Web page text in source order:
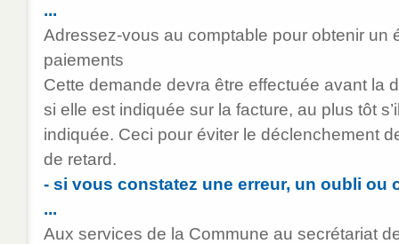
...
Adressez-vous au comptable pour obtenir un
paiements
Cette demande devra être effectuée avant la
si elle est indiquée sur la facture, au plus tôt
indiquée. Ceci pour éviter le déclenchement
de retard.
- si vous constatez une erreur, un oubli ou
...
Aux services de la Commune au secrétariat